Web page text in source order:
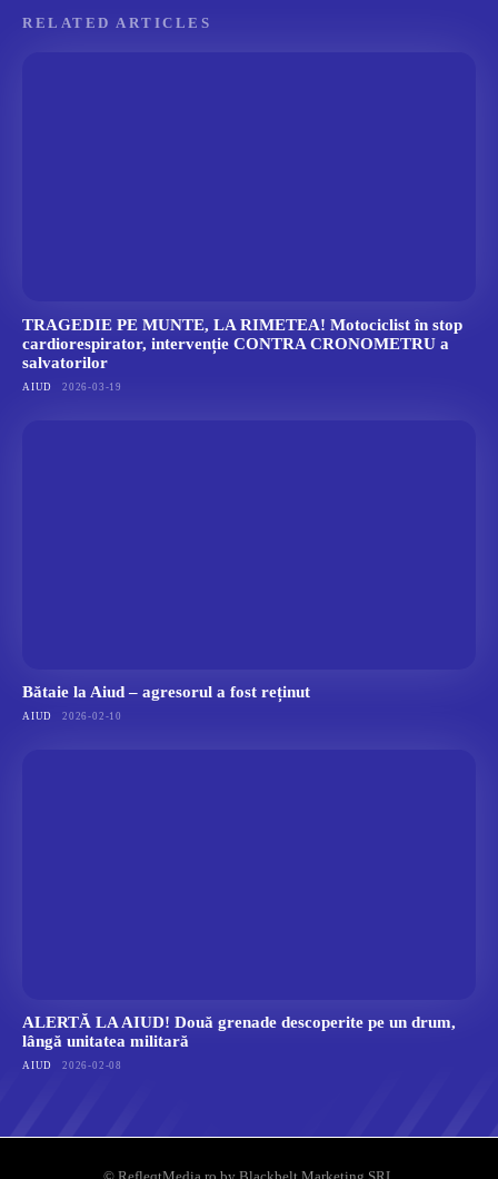
RELATED ARTICLES
TRAGEDIE PE MUNTE, LA RIMETEA! Motociclist în stop
cardiorespirator, intervenție CONTRA CRONOMETRU a
salvatorilor
AIUD 2026-03-19
Bătaie la Aiud – agresorul a fost reținut
AIUD 2026-02-10
ALERTĂ LA AIUD! Două grenade descoperite pe un drum,
lângă unitatea militară
AIUD 2026-02-08